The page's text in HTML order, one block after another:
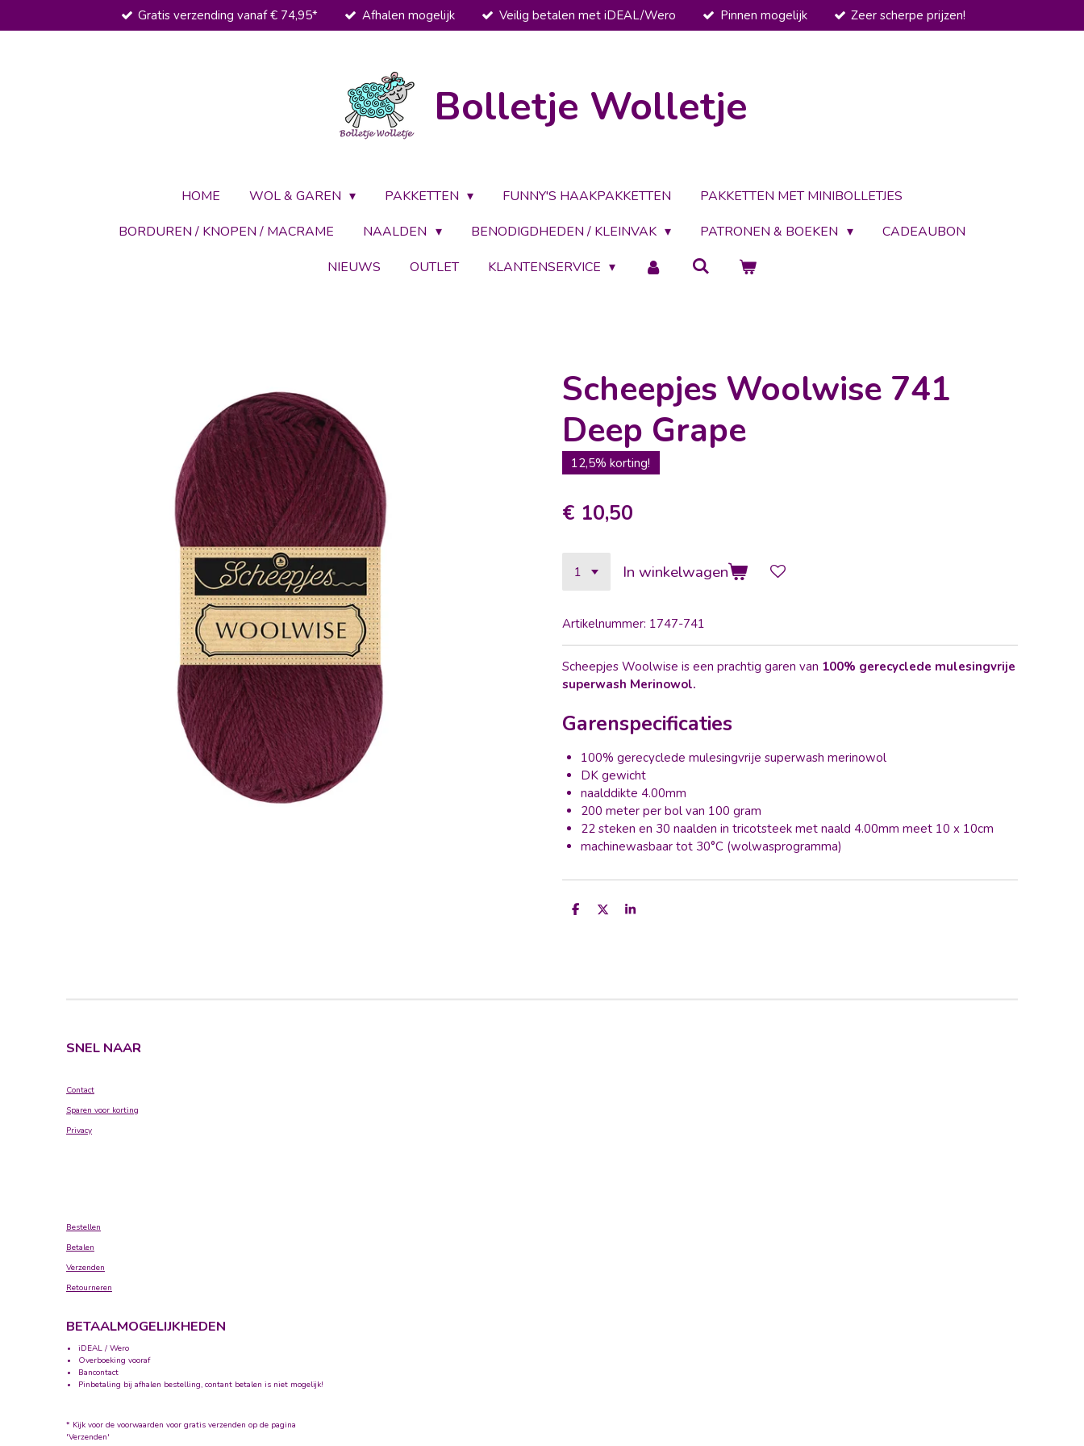
direct
Gratis verzending vanaf € 74,95* Afhalen mogelijk Veilig betalen met iDEAL/Wero Pinnen mogelijk Zeer scherpe prijzen!
Bolletje Wolletje
HOME WOL & GAREN PAKKETTEN FUNNY'S HAAKPAKKETTEN
PAKKETTEN MET MINIBOLLETJES
BORDUREN / KNOPEN / MACRAME
NAALDEN BENODIGDHEDEN / KLEINVAK PATRONEN & BOEKEN
CADEAUBON
NIEUWS
OUTLET KLANTENSERVICE
Scheepjes Woolwise 741
Deep Grape
12,5% korting!
€ 10,50
In winkelwagen
Artikelnummer: 1747-741
Scheepjes Woolwise is een prachtig garen van 100% gerecyclede mulesingvrije
superwash Merinowol.
Garenspecificaties
100% gerecyclede mulesingvrije superwash merinowol
DK gewicht
naalddikte 4.00mm
200 meter per bol van 100 gram
22 steken en 30 naalden in tricotsteek met naald 4.00mm meet 10 x 10cm
machinewasbaar tot 30°C (wolwasprogramma)
D
D
S
SNEL NAAR
Contact
Sparen voor korting
Privacy
Bestellen
Betalen
Verzenden
Retourneren
BETAALMOGELIJKHEDEN
iDEAL / Wero
Overboeking vooraf
Bancontact
Pinbetaling bij afhalen bestelling, contant betalen is niet mogelijk!
* Kijk voor de voorwaarden voor gratis verzenden op de pagina
'Verzenden'